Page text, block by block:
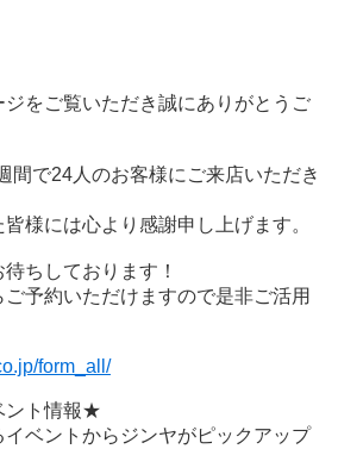
をご覧いただき誠にありがとうご
間で24人のお客様にご来店いただき
様には心より感謝申し上げます。
ちしております！
ご予約いただけますので是非ご活用
form_all/
ント情報★
ベントからジンヤがピックアップ